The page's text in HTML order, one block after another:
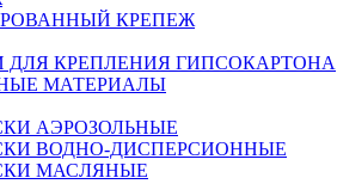
КРЕПЕЖ
ДЛЯ КРЕПЛЕНИЯ ГИПСОКАРТОНА
МАТЕРИАЛЫ
АЭРОЗОЛЬНЫЕ
ВОДНО-ДИСПЕРСИОННЫЕ
МАСЛЯНЫЕ